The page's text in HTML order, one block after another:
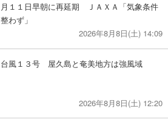
月１１日早朝に再延期 ＪＡＸＡ「気象条件
整わず」
2026年8月8日(土) 14:09
台風１３号 屋久島と奄美地方は強風域
2026年8月8日(土) 12:20